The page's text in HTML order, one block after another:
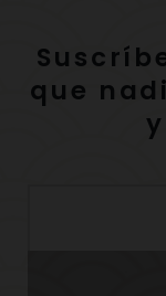
que